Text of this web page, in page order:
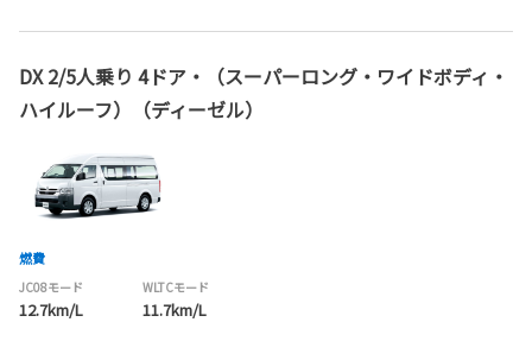
DX 2/5人乗り 4ドア・（スーパーロング・ワイドボディ・
ハイルーフ）（ディーゼル）
燃費
JC08モード
12.7km/L
WLTCモード
11.7km/L